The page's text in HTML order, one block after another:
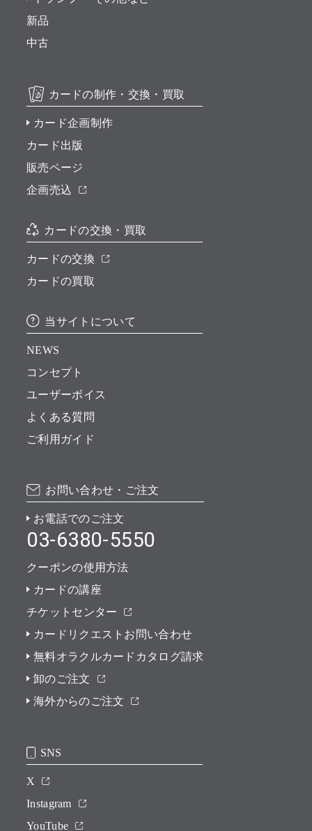
新品
中古
カードの制作・交換・買取
カード企画制作
カード出版
販売ページ
企画売込
カードの交換・買取
カードの交換
カードの買取
当サイトについて
NEWS
コンセプト
ユーザーボイス
よくある質問
ご利用ガイド
お問い合わせ・ご注文
お電話でのご注文
03-6380-5550
クーポンの使用方法
カードの講座
チケットセンター
カードリクエストお問い合わせ
無料オラクルカードカタログ請求
卸のご注文
海外からのご注文
SNS
X
Instagram
YouTube